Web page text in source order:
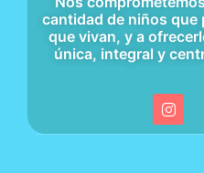
cantidad de niños que
que vivan, y a
única, integral y